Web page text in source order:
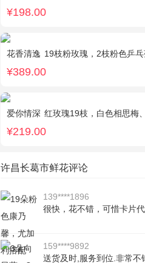
¥198.00
花香清逸 19枝粉玫瑰，2枝粉色乒乓菊，1枝粉色绣球，银
¥389.00
爱你情深 红玫瑰19枝，白色相思梅
¥219.00
许昌长葛市鲜花评论
139****1896
很快，花不错，可惜卡片
159****9892
送货及时,服务到位.非常不